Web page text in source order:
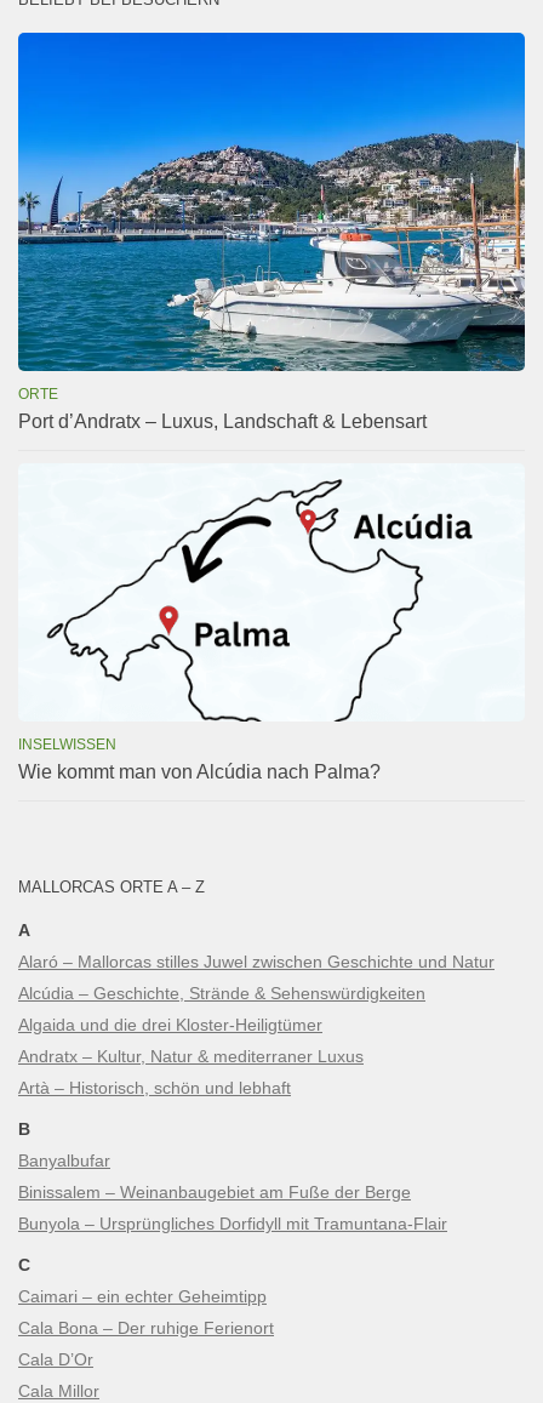
ORTE
Port d’Andratx – Luxus, Landschaft & Lebensart
INSELWISSEN
Wie kommt man von Alcúdia nach Palma?
MALLORCAS ORTE A – Z
A
Alaró – Mallorcas stilles Juwel zwischen Geschichte und Natur
Alcúdia – Geschichte, Strände & Sehenswürdigkeiten
Algaida und die drei Kloster-Heiligtümer
Andratx – Kultur, Natur & mediterraner Luxus
Artà – Historisch, schön und lebhaft
B
Banyalbufar
Binissalem – Weinanbaugebiet am Fuße der Berge
Bunyola – Ursprüngliches Dorfidyll mit Tramuntana-Flair
C
Caimari – ein echter Geheimtipp
Cala Bona – Der ruhige Ferienort
Cala D’Or
Cala Millor